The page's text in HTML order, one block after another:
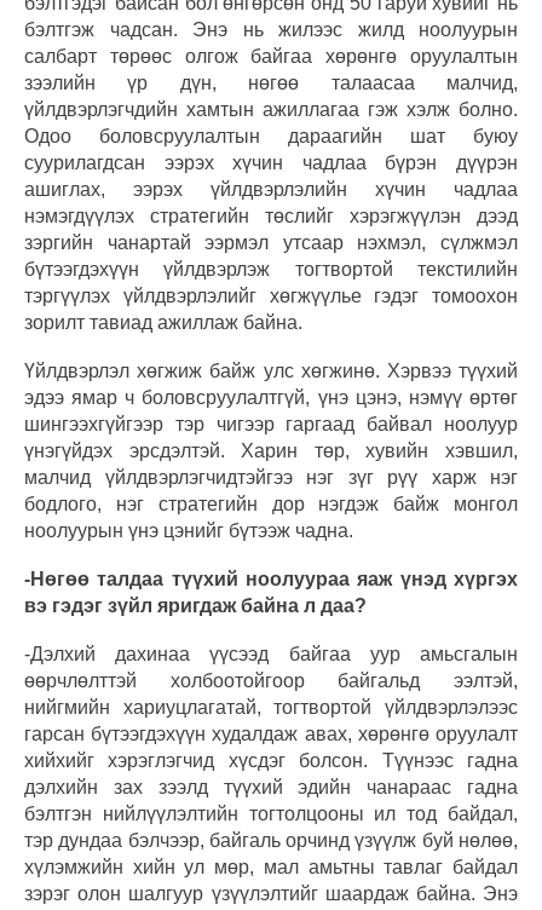
бэлтгэж чадсан. Энэ нь жилээс жилд ноолуурын
салбарт төрөөс олгож байгаа хөрөнгө оруулалтын
зээлийн үр дүн, нөгөө талаасаа малчид,
үйлдвэрлэгчдийн хамтын ажиллагаа гэж хэлж болно.
Одоо боловсруулалтын дараагийн шат буюу
суурилагдсан ээрэх хүчин чадлаа бүрэн дүүрэн
ашиглах, ээрэх үйлдвэрлэлийн хүчин чадлаа
нэмэгдүүлэх стратегийн төслийг хэрэгжүүлэн дээд
зэргийн чанартай ээрмэл утсаар нэхмэл, сүлжмэл
бүтээгдэхүүн үйлдвэрлэж тогтвортой текстилийн
тэргүүлэх үйлдвэрлэлийг хөгжүүлье гэдэг томоохон
зорилт тавиад ажиллаж байна.
Үйлдвэрлэл хөгжиж байж улс хөгжинө. Хэрвээ түүхий
эдээ ямар ч боловсруулалтгүй, үнэ цэнэ, нэмүү өртөг
шингээхгүйгээр тэр чигээр гаргаад байвал ноолуур
үнэгүйдэх эрсдэлтэй. Харин төр, хувийн хэвшил,
малчид үйлдвэрлэгчидтэйгээ нэг зүг рүү харж нэг
бодлого, нэг стратегийн дор нэгдэж байж монгол
ноолуурын үнэ цэнийг бүтээж чадна.
-Нөгөө талдаа түүхий ноолуураа яаж үнэд хүргэх
вэ гэдэг зүйл яригдаж байна л даа?
-Дэлхий дахинаа үүсээд байгаа уур амьсгалын
өөрчлөлттэй холбоотойгоор байгальд ээлтэй,
нийгмийн хариуцлагатай, тогтвортой үйлдвэрлэлээс
гарсан бүтээгдэхүүн худалдаж авах, хөрөнгө оруулалт
хийхийг хэрэглэгчид хүсдэг болсон. Түүнээс гадна
дэлхийн зах зээлд түүхий эдийн чанараас гадна
бэлтгэн нийлүүлэлтийн тогтолцооны ил тод байдал,
тэр дундаа бэлчээр, байгаль орчинд үзүүлж буй нөлөө,
хүлэмжийн хийн ул мөр, мал амьтны тавлаг байдал
зэрэг олон шалгуур үзүүлэлтийг шаардаж байна. Энэ